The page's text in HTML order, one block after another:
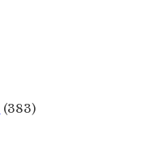
(383)